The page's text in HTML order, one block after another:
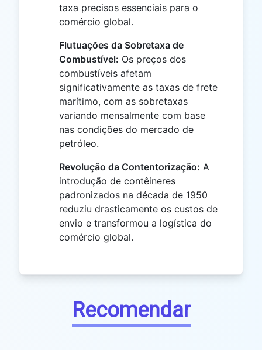
taxa precisos essenciais para o
comércio global.
Flutuações da Sobretaxa de
Combustível: Os preços dos
combustíveis afetam
significativamente as taxas de frete
marítimo, com as sobretaxas
variando mensalmente com base
nas condições do mercado de
petróleo.
Revolução da Contentorização: A
introdução de contêineres
padronizados na década de 1950
reduziu drasticamente os custos de
envio e transformou a logística do
comércio global.
Recomendar